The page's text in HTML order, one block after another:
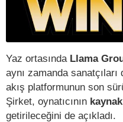
Yaz ortasında Llama
aynı zamanda
akış platformunun son
Şirket, oynatıcının
getirileceğini de açıkladı.